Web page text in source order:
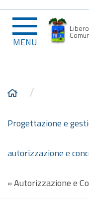
MENU
/
Progettazione e
autorizzazione e
»Autorizzazione e